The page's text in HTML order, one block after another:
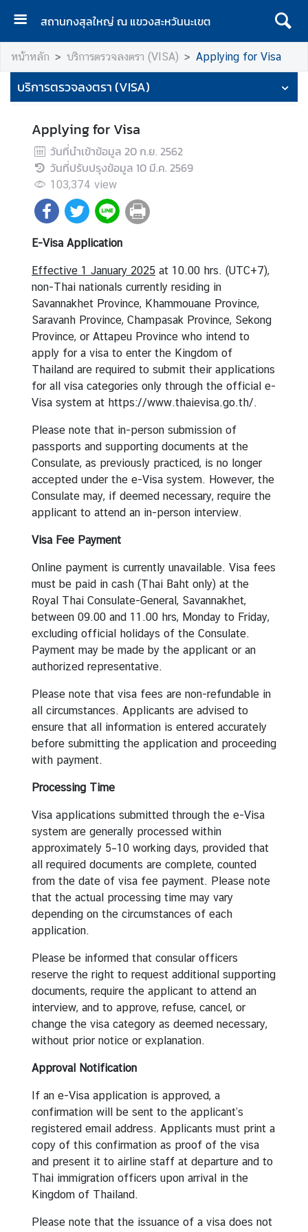
สถานกงสุลใหญ่ ณ แขวงสะหวันนะเขต
ห
น้
แ
ก
เ
กี่
ย
ว
กั
บ
ถ
า
น
ก
ง
สุ
ล
ใ
ห
ฯ
ข้
อ
มู
ล
แ
ข
ว
ง
ต
อ
น
ใ
ข
อ
ง
ส
ป
ป
.
ล
า
ว
ศู
น
ย์
บ
ริ
ก
า
ร
ข้
อ
ล
า
น
ธุ
ร
กิ
จ
หน้าหลัก บริการตรวจลงตรา (VISA) Applying for Visa
บริการตรวจลงตรา (VISA)
Applying for Visa
วันที่นำเข้าข้อมูล 20 ก.ย. 2562
วันที่ปรับปรุงข้อมูล 10 มี.ค. 2569
103,374 view
E-Visa Application
Effective 1 January 2025 at 10.00 hrs. (UTC+7),
non-Thai nationals currently residing in
Savannakhet Province, Khammouane Province,
Saravanh Province, Champasak Province, Sekong
Province, or Attapeu Province who intend to
apply for a visa to enter the Kingdom of
Thailand are required to submit their applications
for all visa categories only through the official e-
Visa system at https://www.thaievisa.go.th/.
Please note that in-person submission of
passports and supporting documents at the
Consulate, as previously practiced, is no longer
accepted under the e-Visa system. However, the
Consulate may, if deemed necessary, require the
applicant to attend an in-person interview.
Visa Fee Payment
Online payment is currently unavailable. Visa fees
must be paid in cash (Thai Baht only) at the
Royal Thai Consulate-General, Savannakhet,
between 09.00 and 11.00 hrs, Monday to Friday,
excluding official holidays of the Consulate.
Payment may be made by the applicant or an
authorized representative.
Please note that visa fees are non-refundable in
all circumstances. Applicants are advised to
ensure that all information is entered accurately
before submitting the application and proceeding
with payment.
Processing Time
Visa applications submitted through the e-Visa
system are generally processed within
approximately 5–10 working days, provided that
all required documents are complete, counted
from the date of visa fee payment. Please note
that the actual processing time may vary
depending on the circumstances of each
application.
Please be informed that consular officers
reserve the right to request additional supporting
documents, require the applicant to attend an
interview, and to approve, refuse, cancel, or
change the visa category as deemed necessary,
without prior notice or explanation.
Approval Notification
If an e-Visa application is approved, a
confirmation will be sent to the applicant’s
registered email address. Applicants must print a
copy of this confirmation as proof of the visa
and present it to airline staff at departure and to
Thai immigration officers upon arrival in the
Kingdom of Thailand.
Please note that the issuance of a visa does not